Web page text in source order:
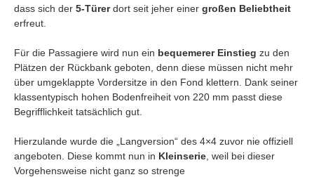
dass sich der 5-Türerdort seit jeher einer großen Beliebtheit
erfreut.
Für die Passagiere wird nun ein bequemerer Einstieg zu den
Plätzen der Rückbank geboten, denn diese müssen nicht mehr
über umgeklappte Vordersitze in den Fond klettern. Dank seiner
klassentypisch hohen Bodenfreiheit von 220 mm passt diese
Begrifflichkeit tatsächlich gut.
Hierzulande wurde die „Langversion“ des 4×4 zuvor nie offiziell
angeboten. Diese kommt nun in Kleinserie , weil bei dieser
Vorgehensweise nicht ganz so strenge